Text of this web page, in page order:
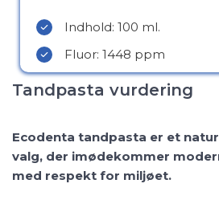
Indhold: 100 ml.
Fluor: 1448 ppm
Tandpasta vurdering
Ecodenta tandpasta er et
valg, der imødekommer
med respekt for miljøet.